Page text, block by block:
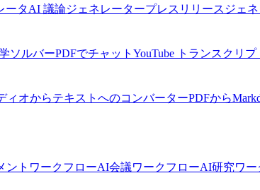
ータAI 議論ジェネレータープレスリリースジェ
ソルバーPDFでチャット YouTube トランスクリ
ィオからテキストへのコンバーターPDFから
ントワークフローAI会議ワークフローAI研究ワ